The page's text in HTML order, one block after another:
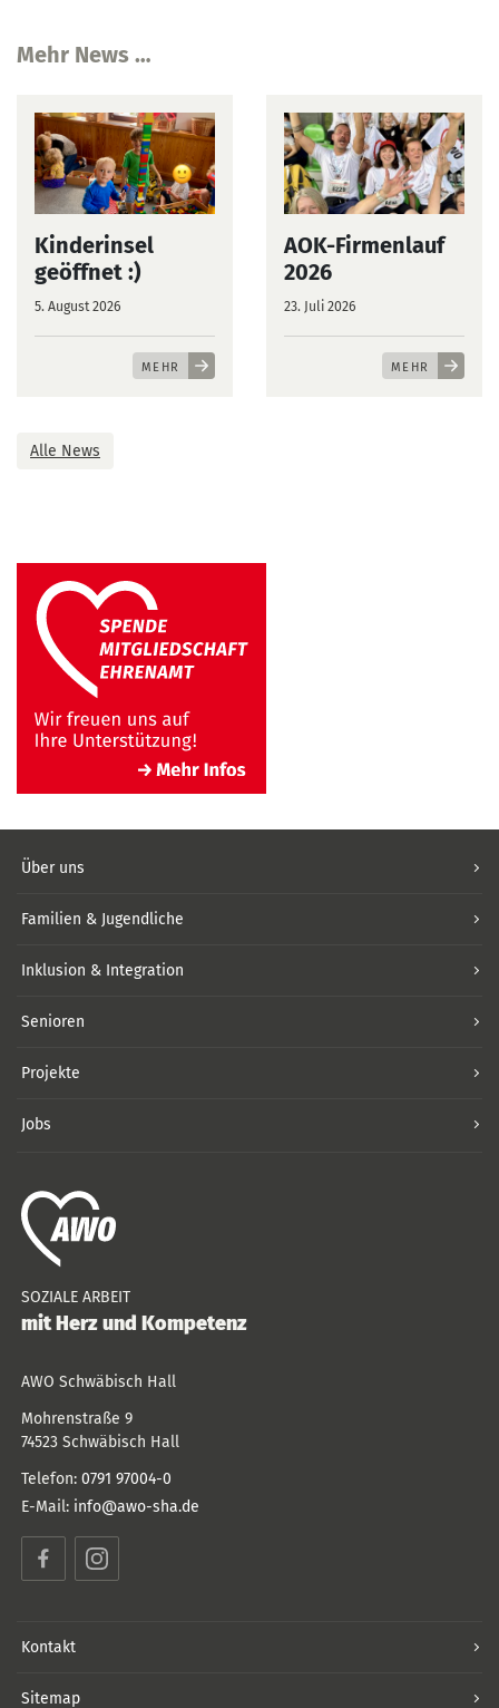
Mehr News …
Kinderinsel
geöffnet :)
5. August 2026
MEHR
AOK-Firmenlauf
2026
23. Juli 2026
MEHR
Alle News
Über uns
Familien & Jugendliche
Inklusion & Integration
Senioren
Projekte
Jobs
SOZIALE ARBEIT
mit Herz und Kompetenz
AWO Schwäbisch Hall
Mohrenstraße 9
74523 Schwäbisch Hall
Telefon: 0791 97004-0
E-Mail: info@awo-sha.de
FacebookInstagram
Kontakt
Sitemap